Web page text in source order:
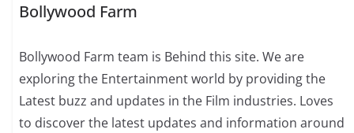
Bollywood Farm
Bollywood Farm team is Behind this site. We are
exploring the Entertainment world by providing the
Latest buzz and updates in the Film industries. Loves
to discover the latest updates and information around